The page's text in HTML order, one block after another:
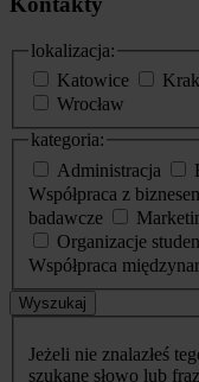
lokalizacja:
Katowice
Wrocław
kategoria:
Administracja
Współpraca z
badawcze
Organizacje
Współpraca
Wyszukaj
Jeżeli nie znalazłeś
szukane słowo lub